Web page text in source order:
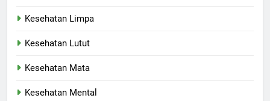
Kesehatan Limpa
Kesehatan Lutut
Kesehatan Mata
Kesehatan Mental